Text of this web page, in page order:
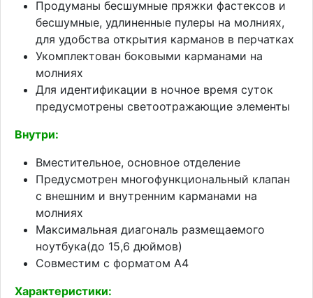
Продуманы бесшумные пряжки фастексов и
бесшумные, удлиненные пулеры на молниях,
для удобства открытия карманов в перчатках
Укомплектован боковыми карманами на
молниях
Для идентификации в ночное время суток
предусмотрены светоотражающие элементы
Внутри:
Вместительное, основное отделение
Предусмотрен многофункциональный клапан
с внешним и внутренним карманами на
молниях
Максимальная диагональ размещаемого
ноутбука(до 15,6 дюймов)
Совместим с форматом А4
Характеристики: